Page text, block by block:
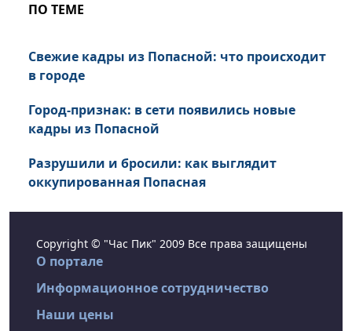
ПО ТЕМЕ
Свежие кадры из Попасной: что происходит
в городе
Город-признак: в сети появились новые
кадры из Попасной
Разрушили и бросили: как выглядит
оккупированная Попасная
Copyright © "Час Пик" 2009 Все права защищены
О портале
Информационное сотрудничество
Наши цены